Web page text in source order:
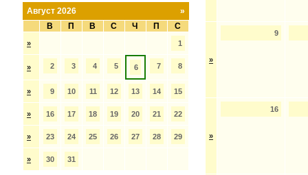
»
Август 2026
В
П В С Ч П С
» 1
» 2 3 4 5 6 7 8
» 9 10 11 12 13 14 15
» 16 17 18 19 20 21 22
» 23 24 25 26 27 28 29
» 30 31
»
9
»
16